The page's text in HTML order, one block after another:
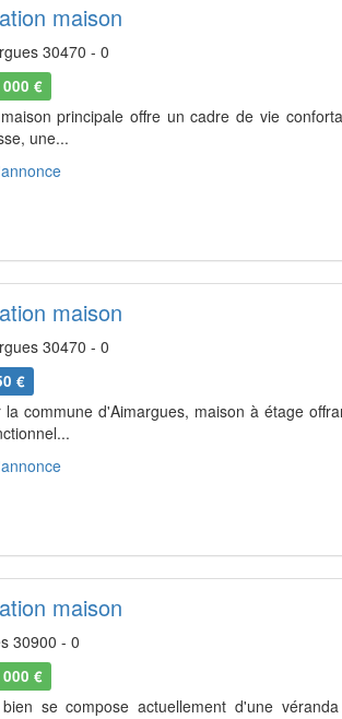
maison
30470 - 0
€
principale offre un cadre de vie
une...
maison
30470 - 0
€
la commune d'Aimargues, maison à étage
maison
30900 - 0
€
se compose actuellement d'une